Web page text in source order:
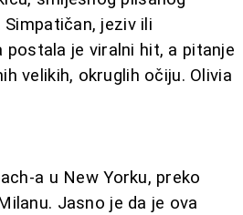
jeziv ili
je viralni hit, a pitanje
velikih, okruglih očiju. Olivia
a u New Yorku, preko
Jasno je da je ova